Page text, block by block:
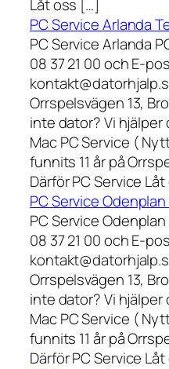
Låt oss […]
PC Service Arlanda
PC Service Arlanda
08 37 21 00 och E-
Orrspelsvägen 13,
inte dator? Vi hjälper
Mac PC Service (
funnits 11 år på
Därför PC Service
PC Service Odenplan
PC Service
08 37 21 00 och E-
Orrspelsvägen 13,
inte dator? Vi hjälper
Mac PC Service (
funnits 11 år på
Därför PC Service